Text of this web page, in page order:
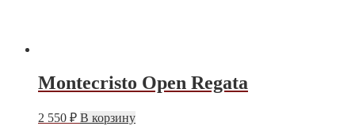
Montecristo Open Regata
2 550 ₽ В корзину